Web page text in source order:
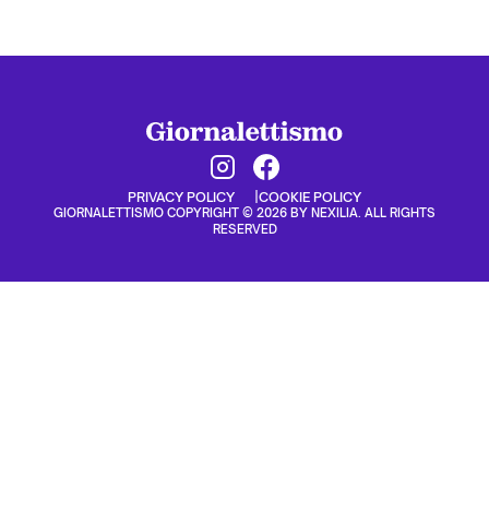
PRIVACY POLICY COOKIE POLICY
GIORNALETTISMO COPYRIGHT © 2026 BY NEXILIA. ALL RIGHTS
RESERVED